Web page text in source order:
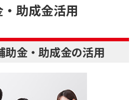
助成金活用
助金・助成金の活用